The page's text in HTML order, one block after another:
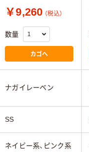
￥9,260 （税込）
数量
カゴへ
ナガイレーベン
SS
ネイビー系、ピンク系